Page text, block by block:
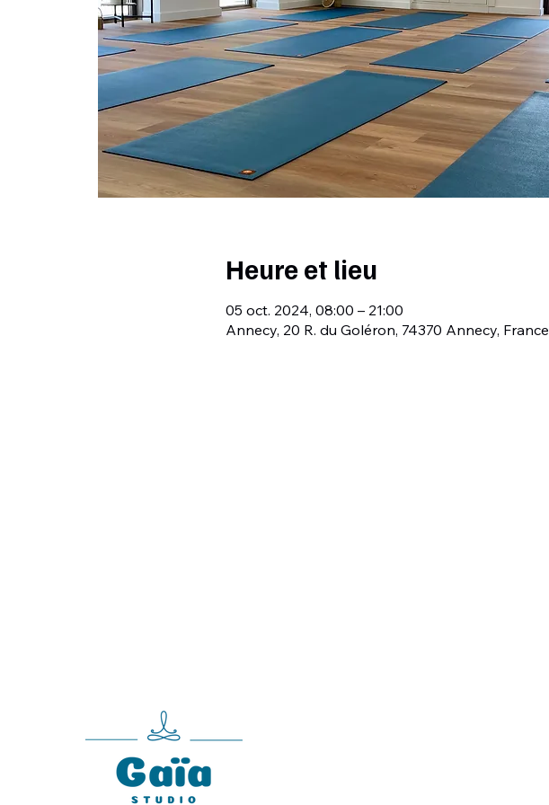
Heure et lieu
05 oct. 2024, 08:00 – 21:00
Annecy, 20 R. du Goléron, 74370 Annecy, France